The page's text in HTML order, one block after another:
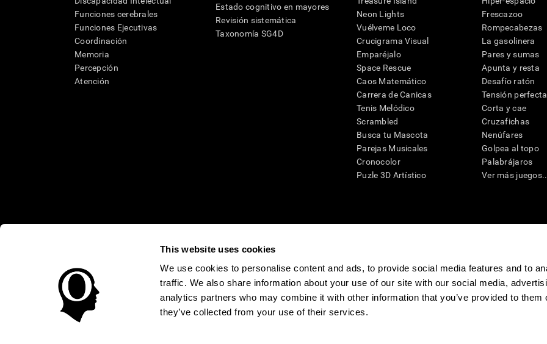
This website uses cookies
We use cookies to personalise content and ads, to provide social media features and to
traffic. We also share information about your use of our site with our social media,
analytics partners who may combine it with other information that you’ve provided to them
they’ve collected from your use of their services.
Funciones cerebrales
Funciones Ejecutivas
Coordinación
Memoria
Percepción
Atención
Estado cognitivo en mayores
Revisión sistemática
Taxonomía SG4D
Neon Lights
Vuélveme Loco
Crucigrama Visual
Emparéjalo
Space Rescue
Caos Matemático
Carrera de Canicas
Tenis Melódico
Scrambled
Busca tu Mascota
Parejas Musicales
Cronocolor
Puzle 3D Artístico
Frescazoo
Rompecabezas
La gasolinera
Pares y sumas
Apunta y resta
Desafío ratón
Tensión perfecta
Corta y cae
Cruzafichas
Nenúfares
Golpea al topo
Palabrájaros
Ver más
* Las evaluaciones de CogniFit están diseñadas para detectar alteraciones y deterioro cognitivo con el fin de ofrecer a un médico información pertinente
clínico, los resultados de CogniFit (cuando son interpretados por un profesional de la salud cualificado), se pueden utilizar como ayuda para determinar si
neuropsicológica (por ejemplo, un examen neuropsicológico completo). CogniFit no ofrece directamente un diagnóstico médico de ningún tipo. Un
puede ser realizada por un médico o psicólogo cualificado teniendo en cuenta una amplia gama de posibles factores. De acuerdo al uso indicado,
un dispositivo médico certicado por la FDA. El producto puede ser utilizado para estudios de investigación en cualquier campo de investigación
uso del producto debe hacerse en los sujetos humanos apropiados conforme al procedimiento dictado por el centro de investigación y será una
sujeto humano nunca no podrán ser, en ningún caso, inferiores a las requeridas para cualquier sujeto de investigación en virtud de lo dispuesto en la